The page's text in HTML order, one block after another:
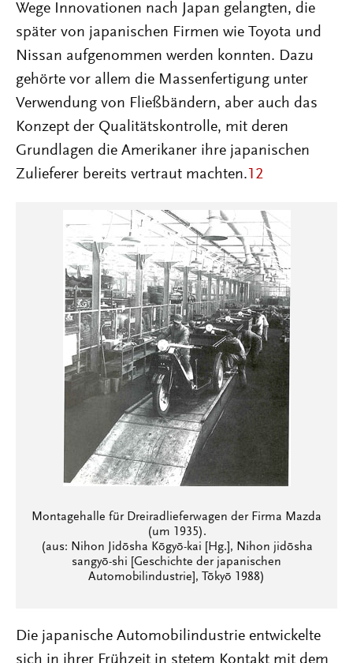
Wege Innovationen nach Japan gelangten, die
später von japanischen Firmen wie Toyota und
Nissan aufgenommen werden konnten. Dazu
gehörte vor allem die Massenfertigung unter
Verwendung von Fließbändern, aber auch das
Konzept der Qualitätskontrolle, mit deren
Grundlagen die Amerikaner ihre japanischen
Zulieferer bereits vertraut machten. 12
Montagehalle für Dreiradlieferwagen der Firma Mazda
(um 1935).
(aus: Nihon Jidōsha Kōgyō-kai [Hg.], Nihon jidōsha
sangyō-shi [Geschichte der japanischen
Automobilindustrie], Tōkyō 1988)
Die japanische Automobilindustrie entwickelte